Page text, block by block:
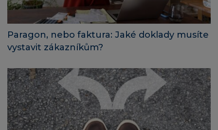
Paragon, nebo faktura: Jaké doklady musíte
vystavit zákazníkům?